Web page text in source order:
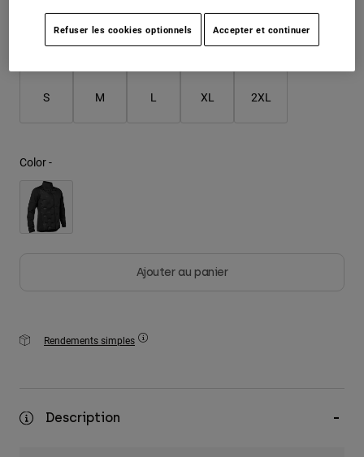
Youth
Hats
Shirts
Tout acheter
Tableau des tailles
S M L XL 2XL
Color -
Ajouter au panier
Rendements simples
Description
Refuser les cookies optionnels Accepter et continuer